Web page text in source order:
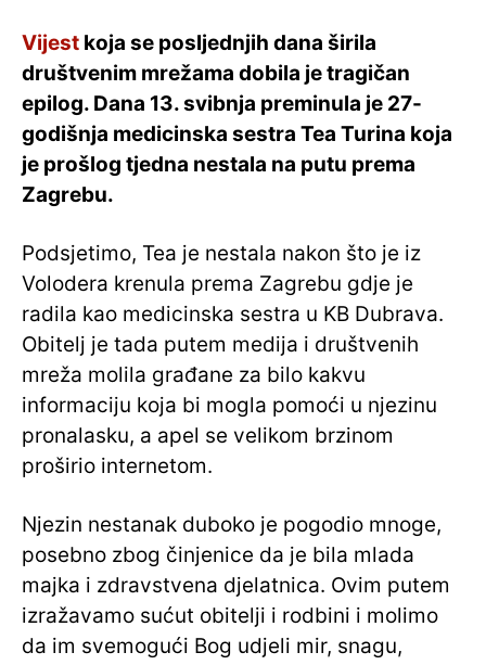
Vijest koja se posljednjih dana širila
društvenim mrežama dobila je tragičan
epilog. Dana 13. svibnja preminula je 27-
godišnja medicinska sestra Tea Turina koja
je prošlog tjedna nestala na putu prema
Zagrebu.
Podsjetimo, Tea je nestala nakon što je iz
Volodera krenula prema Zagrebu gdje je
radila kao medicinska sestra u KB Dubrava.
Obitelj je tada putem medija i društvenih
mreža molila građane za bilo kakvu
informaciju koja bi mogla pomoći u njezinu
pronalasku, a apel se velikom brzinom
proširio internetom.
Njezin nestanak duboko je pogodio mnoge,
posebno zbog činjenice da je bila mlada
majka i zdravstvena djelatnica. Ovim putem
izražavamo sućut obitelji i rodbini i molimo
da im svemogući Bog udjeli mir, snagu,